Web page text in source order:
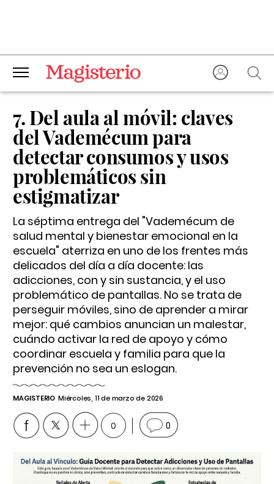
7. Del aula al móvil: claves
del Vademécum para
detectar consumos y usos
problemáticos sin
estigmatizar
La séptima entrega del "Vademécum de
salud mental y bienestar emocional en la
escuela" aterriza en uno de los frentes más
delicados del día a día docente: las
adicciones, con y sin sustancia, y el uso
problemático de pantallas. No se trata de
perseguir móviles, sino de aprender a mirar
mejor: qué cambios anuncian un malestar,
cuándo activar la red de apoyo y cómo
coordinar escuela y familia para que la
prevención no sea un eslogan.
MAGISTERIO Miércoles, 11 de marzo de 2026
0 0